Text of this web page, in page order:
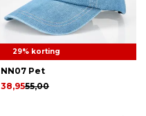
29% korting
NN07 Pet
55,00
38,95